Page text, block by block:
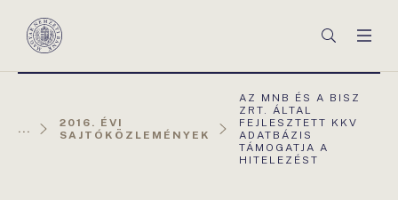
Magyar
Keresés
...
2016. ÉVI
SAJTÓKÖZLEMÉNYEK
AKTUÁLIS
OLDAL:
AZ MNB ÉS A BISZ
ZRT. ÁLTAL
FEJLESZTETT KKV
ADATBÁZIS
TÁMOGATJA A
HITELEZÉST